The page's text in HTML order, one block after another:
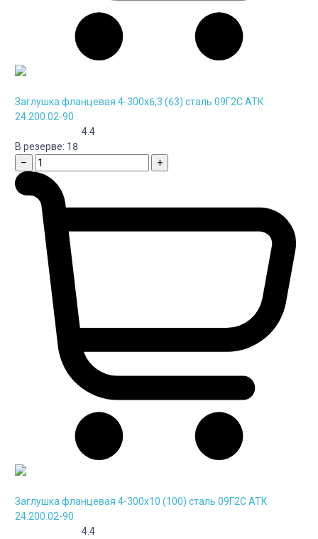
Заглушка фланцевая 4-300х6,3 (63) сталь 09Г2С АТК
24.200.02-90
4.4
В резерве: 18
–
+
Заглушка фланцевая 4-300х10 (100) сталь 09Г2С АТК
24.200.02-90
4.4